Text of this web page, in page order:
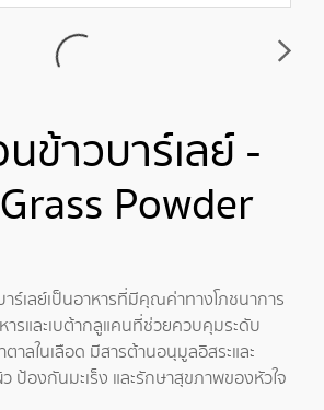
ข้าวบาร์เลย์ -
Powder
าร์เลย์เป็นอาหารที่มีคุณค่าทางโภชนาการ
ารและเบต้ากลูแคนที่ช่วยควบคุมระดับ
ตาลในเลือด มีสารต้านอนุมูลอิสระและ
ป้องกันมะเร็ง และรักษาสุขภาพของหัวใจ